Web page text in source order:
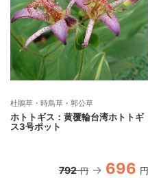
杜鵑草・時鳥草・郭公草
ホトトギス：黄覆輪台湾ホトトギ
ス3号ポット
792 円 696 円